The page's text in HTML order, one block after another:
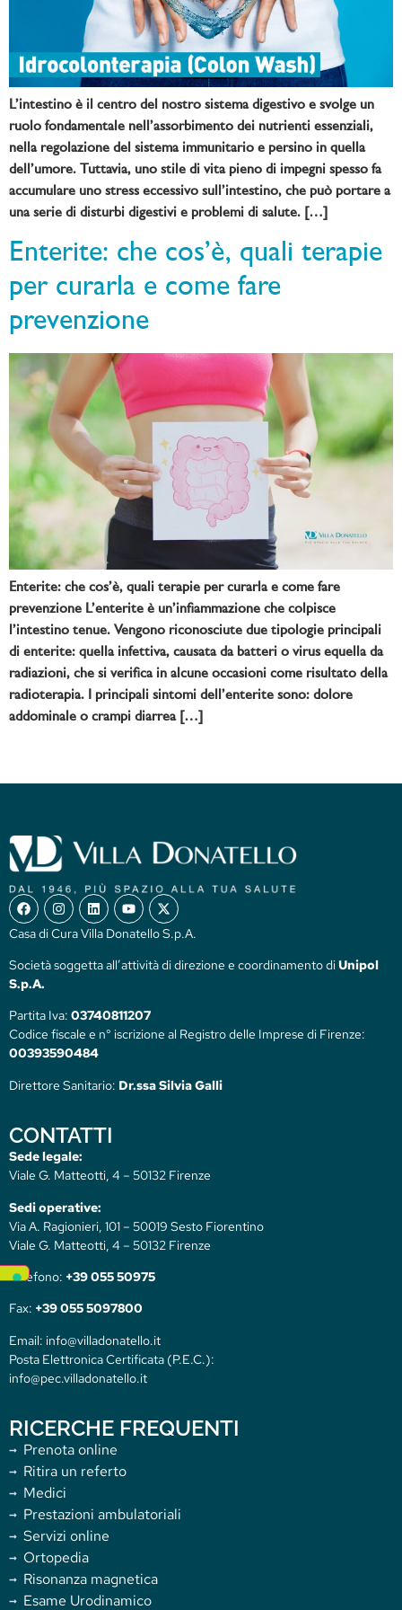
L’intestino è il centro del nostro sistema digestivo e svolge un
ruolo fondamentale nell’assorbimento dei nutrienti essenziali,
nella regolazione del sistema immunitario e persino in quella
dell’umore. Tuttavia, uno stile di vita pieno di impegni spesso fa
accumulare uno stress eccessivo sull’intestino, che può portare a
una serie di disturbi digestivi e problemi di salute. […]
Enterite: che cos’è, quali terapie
per curarla e come fare
prevenzione
Enterite: che cos’è, quali terapie per curarla e come fare
prevenzione L’enterite è un’infiammazione che colpisce
l’intestino tenue. Vengono riconosciute due tipologie principali
di enterite: quella infettiva, causata da batteri o virus equella da
radiazioni, che si verifica in alcune occasioni come risultato della
radioterapia. I principali sintomi dell’enterite sono: dolore
addominale o crampi diarrea […]
Casa di Cura Villa Donatello S.p.A.
Società soggetta all’attività di direzione e coordinamento diUnipol
S.p.A.
Partita Iva: 03740811207
Codice fiscale e n° iscrizione al Registro delle Imprese di Firenze:
00393590484
Direttore Sanitario: Dr.ssa Silvia Galli
CONTATTI
Sede legale:
Viale G. Matteotti, 4 – 50132 Firenze
Sedi operative:
Via A. Ragionieri, 101 – 50019 Sesto Fiorentino
Viale G. Matteotti, 4 – 50132 Firenze
Telefono: +39 055 50975
Fax: +39 055 5097800
Email: info@villadonatello.it
Posta Elettronica Certificata (P.E.C.):
info@pec.villadonatello.it
RICERCHE FREQUENTI
Prenota online
Ritira un referto
Medici
Prestazioni ambulatoriali
Servizi online
Ortopedia
Risonanza magnetica
Esame Urodinamico